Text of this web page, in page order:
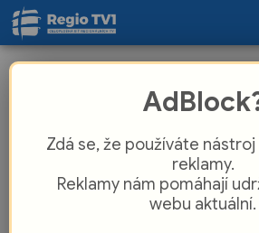
napáchal škody za 10
Zdá se, že používáte
reklamy.
Reklamy nám pomáhají
webu aktuální.